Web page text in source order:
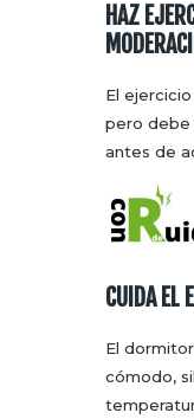
HAZ
El
pero debe
antes de
CUIDA EL
El
cómodo,